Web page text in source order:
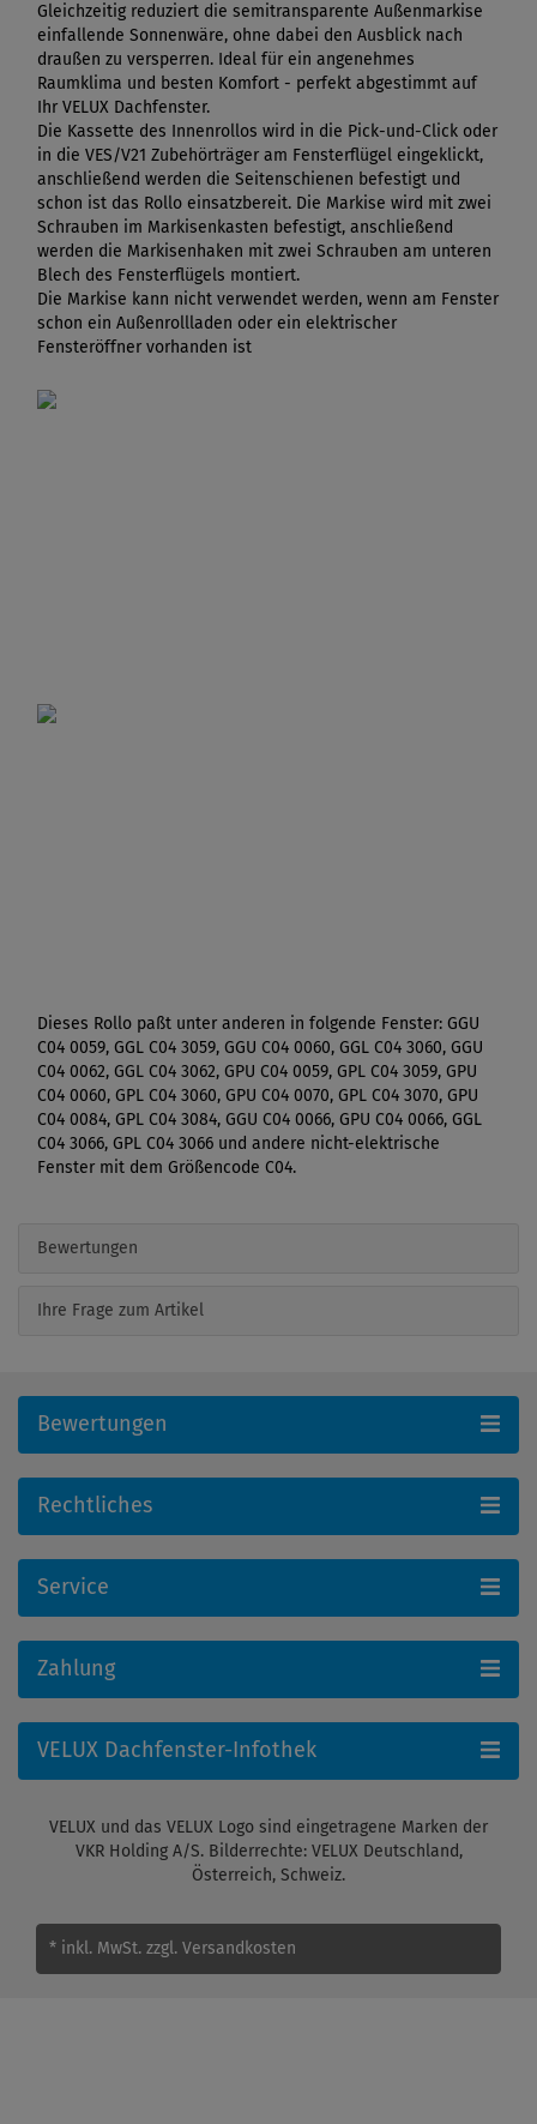
Gleichzeitig reduziert die semitransparente Außenmarkise
einfallende Sonnenwäre, ohne dabei den Ausblick nach
draußen zu versperren. Ideal für ein angenehmes
Raumklima und besten Komfort - perfekt abgestimmt auf
Ihr VELUX Dachfenster.
Die Kassette des Innenrollos wird in die Pick-und-Click oder
in die VES/V21 Zubehörträger am Fensterflügel eingeklickt,
anschließend werden die Seitenschienen befestigt und
schon ist das Rollo einsatzbereit. Die Markise wird mit zwei
Schrauben im Markisenkasten befestigt, anschließend
werden die Markisenhaken mit zwei Schrauben am unteren
Blech des Fensterflügels montiert.
Die Markise kann nicht verwendet werden, wenn am Fenster
schon ein Außenrollladen oder ein elektrischer
Fensteröffner vorhanden ist
Dieses Rollo paßt unter anderen in folgende Fenster: GGU
C04 0059, GGL C04 3059, GGU C04 0060, GGL C04 3060, GGU
C04 0062, GGL C04 3062, GPU C04 0059, GPL C04 3059, GPU
C04 0060, GPL C04 3060, GPU C04 0070, GPL C04 3070, GPU
C04 0084, GPL C04 3084, GGU C04 0066, GPU C04 0066, GGL
C04 3066, GPL C04 3066 und andere nicht-elektrische
Fenster mit dem Größencode C04.
Bewertungen
Ihre Frage zum Artikel
Bewertungen
Rechtliches
Service
Zahlung
VELUX Dachfenster-Infothek
VELUX und das VELUX Logo sind eingetragene Marken der
VKR Holding A/S. Bilderrechte: VELUX Deutschland,
Österreich, Schweiz.
* inkl. MwSt. zzgl. Versandkosten